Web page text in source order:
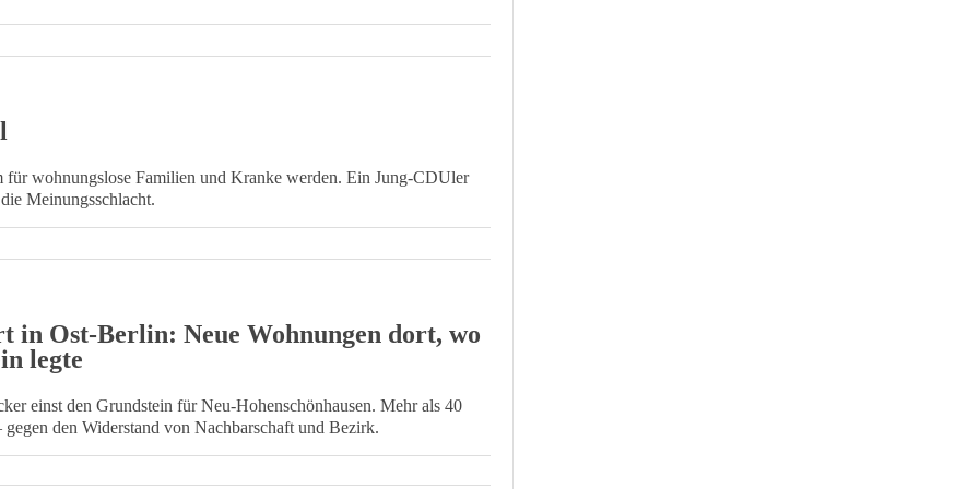
für wohnungslose Familien und Kranke werden. Ein Jung-CDUler
Meinungsschlacht.
in Ost-Berlin: Neue Wohnungen dort, wo
legte
einst den Grundstein für Neu-Hohenschönhausen. Mehr als 40
den Widerstand von Nachbarschaft und Bezirk.